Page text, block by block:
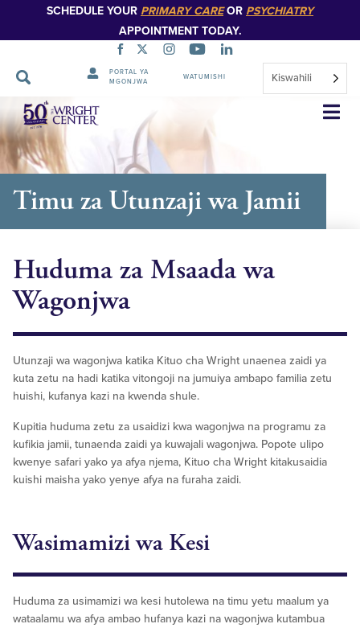
SCHEDULE YOUR PRIMARY CAREOR PSYCHIATRY
APPOINTMENT TODAY.
PORTAL YA
MGONJWA
WATUMISHI Kiswahili
Ruka
Urambazaji
Timu za Utunzaji wa Jamii
Huduma za Msaada wa
Wagonjwa
Utunzaji wa wagonjwa katika Kituo cha Wright unaenea zaidi ya
kuta zetu na hadi katika vitongoji na jumuiya ambapo familia zetu
huishi, kufanya kazi na kwenda shule.
Kupitia huduma zetu za usaidizi kwa wagonjwa na programu za
kufikia jamii, tunaenda zaidi ya kuwajali wagonjwa. Popote ulipo
kwenye safari yako ya afya njema, Kituo cha Wright kitakusaidia
kuishi maisha yako yenye afya na furaha zaidi.
Wasimamizi wa Kesi
Huduma za usimamizi wa kesi hutolewa na timu yetu maalum ya
wataalamu wa afya ambao hufanya kazi na wagonjwa kutambua